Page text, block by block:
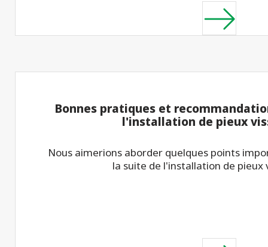
Bonnes pratiques et
l'installation de pieux
Nous aimerions aborder quelques points
la suite de l'installation de pieux